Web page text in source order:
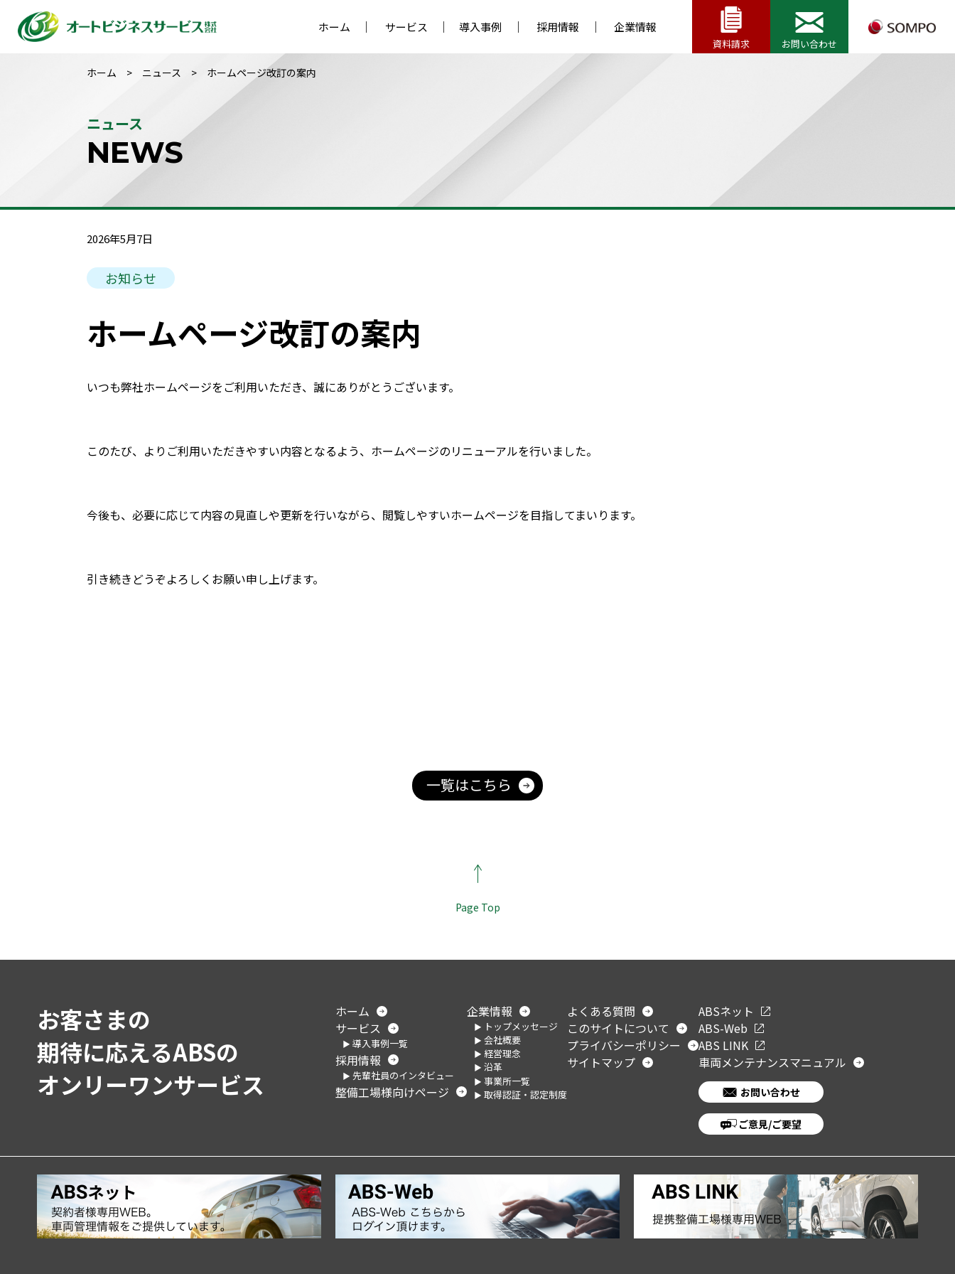
ホーム サービス 導入事例 採用情報 企業情報
資料請求 お問い合わせ
ホーム ニュース ホームページ改訂の案内
ニュース
NEWS
2026年5月7日
お知らせ
ホームページ改訂の案内
いつも弊社ホームページをご利用いただき、誠にありがとうございます。
このたび、よりご利用いただきやすい内容となるよう、ホームページのリニューアルを行いました。
今後も、必要に応じて内容の見直しや更新を行いながら、閲覧しやすいホームページを目指してまいります。
引き続きどうぞよろしくお願い申し上げます。
一覧はこちら
Page Top
お客さまの
期待に応えるABSの
オンリーワンサービス
ホーム
サービス
導入事例一覧
採用情報
先輩社員のインタビュー
整備工場様向けページ
企業情報
トップメッセージ
会社概要
経営理念
沿革
事業所一覧
取得認証・認定制度
よくある質問
このサイトについて
プライバシーポリシー
サイトマップ
ABSネット
ABS-Web
ABS LINK
車両メンテナンスマニュアル
お問い合わせ
ご意見/ご要望